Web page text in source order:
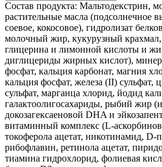
Состав продукта: Мальтодекстрин,
растительные масла (подсолнечное
соевое, кокосовое), гидролизат
молочный жир, кукурузный
глицерина и лимонной кислоты и
диглицериды жирных кислот),
фосфат, кальция карбонат, магния
кальция фосфат, железа (II) сульфат,
сульфат, марганца хлорид, йодид
галактоолигосахариды, рыбий жир
докозагексаеновой DHA и
витаминный комплекс (L-
токоферола ацетат, никотинамид, D-
рибофлавин, ретинола ацетат,
тиамина гидрохлорид, фолиевая